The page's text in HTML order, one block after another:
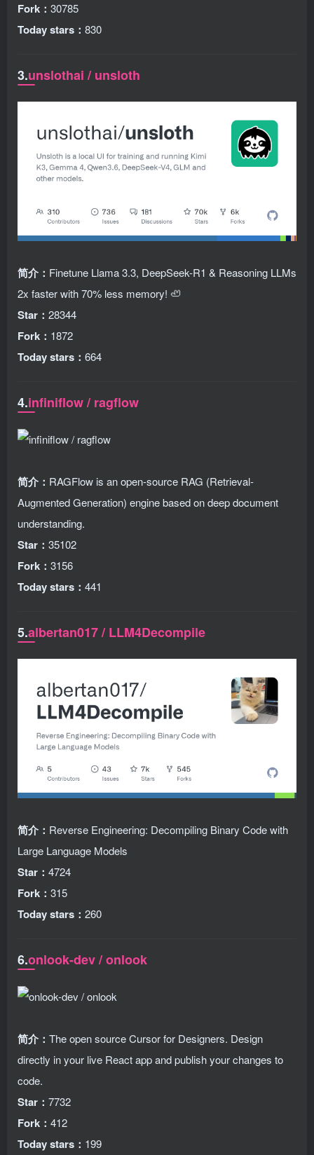
Fork： 30785
Today stars： 830
3.unslothai / unsloth
简介： Finetune Llama 3.3, DeepSeek-R1 & Reasoning LLMs
2x faster with 70% less memory! 🦥
Star： 28344
Fork： 1872
Today stars： 664
4.infiniflow / ragflow
简介： RAGFlow is an open-source RAG (Retrieval-
Augmented Generation) engine based on deep document
understanding.
Star： 35102
Fork： 3156
Today stars： 441
5.albertan017 / LLM4Decompile
简介： Reverse Engineering: Decompiling Binary Code with
Large Language Models
Star： 4724
Fork： 315
Today stars： 260
6.onlook-dev / onlook
简介： The open source Cursor for Designers. Design
directly in your live React app and publish your changes to
code.
Star： 7732
Fork： 412
Today stars： 199